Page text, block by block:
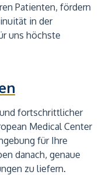
Patienten, fördern
in der
uns höchste
fortschrittlicher
Medical Center
für Ihre
danach, genaue
zu liefern.